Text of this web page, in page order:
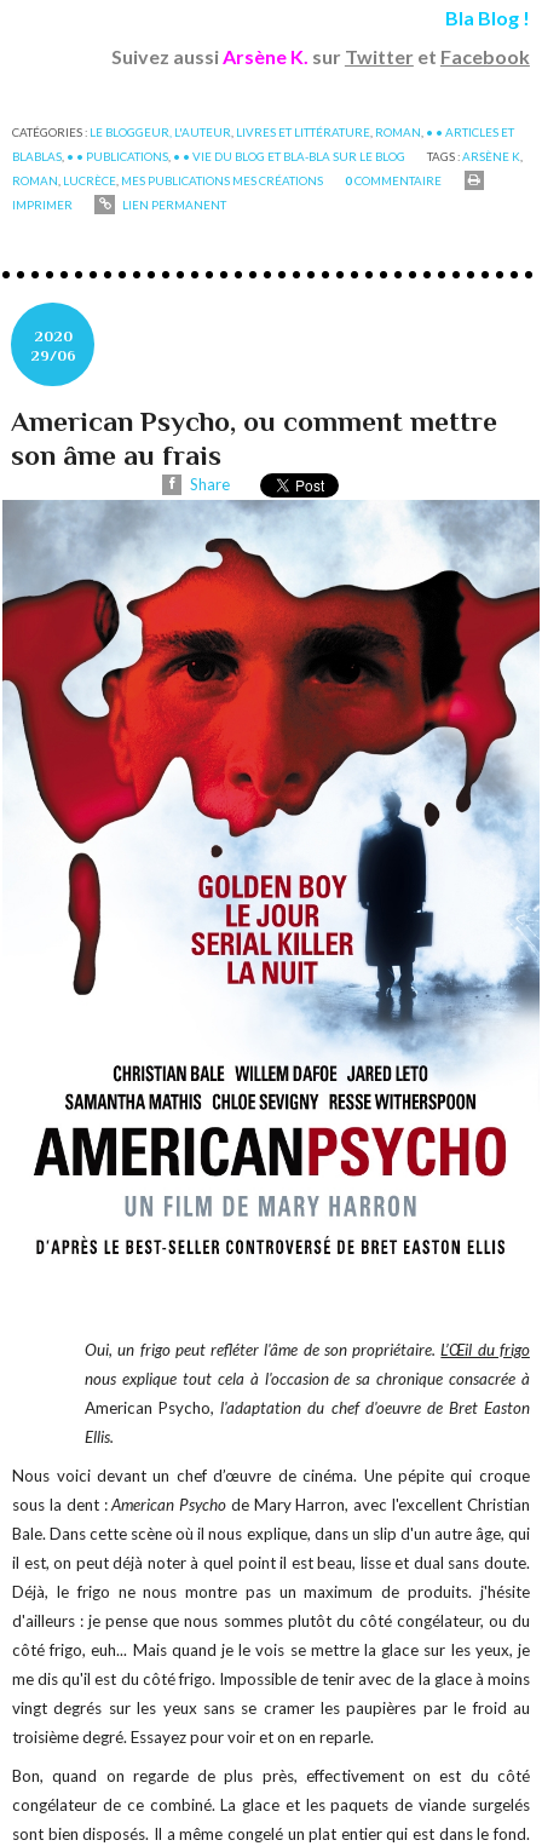
Bla Blog !
Suivez aussi Arsène K. sur Twitter et Facebook
CATÉGORIES : LE BLOGGEUR, L'AUTEUR LIVRES ET LITTÉRATURE ROMAN • • ARTICLES ET
BLABLAS • • PUBLICATIONS • • VIE DU BLOG ET BLA-BLA SUR LE BLOG TAGS :ARSÈNE K
ROMAN LUCRÈCE MES PUBLICATIONS MES CRÉATIONS 0COMMENTAIRE
IMPRIMER
LIEN PERMANENT
2020
29/06
American Psycho, ou comment mettre
son âme au frais
Share
Oui, un frigo peut refléter l'âme de son propriétaire.L’‎Œil du frigo
nous explique tout cela à l'occasion de sa chronique consacrée à
American Psycho, l'adaptation du chef d'oeuvre de Bret Easton
Ellis.
Nous voici devant un chef d’œuvre de cinéma. Une pépite qui croque
sous la dent :American Psycho de Mary Harron, avec l'excellent Christian
Bale. Dans cette scène où il nous explique, dans un slip d'un autre âge, qui
il est, on peut déjà noter à quel point il est beau, lisse et dual sans doute.
Déjà, le frigo ne nous montre pas un maximum de produits. j'hésite
d'ailleurs : je pense que nous sommes plutôt du côté congélateur, ou du
côté frigo, euh... Mais quand je le vois se mettre la glace sur les yeux, je
me dis qu'il est du côté frigo. Impossible de tenir avec de la glace à moins
vingt degrés sur les yeux sans se cramer les paupières par le froid au
troisième degré. Essayez pour voir et on en reparle.
Bon, quand on regarde de plus près, effectivement on est du côté
congélateur de ce combiné. La glace et les paquets de viande surgelés
sont bien disposés. Il a même congelé un plat entier qui est dans le fond.